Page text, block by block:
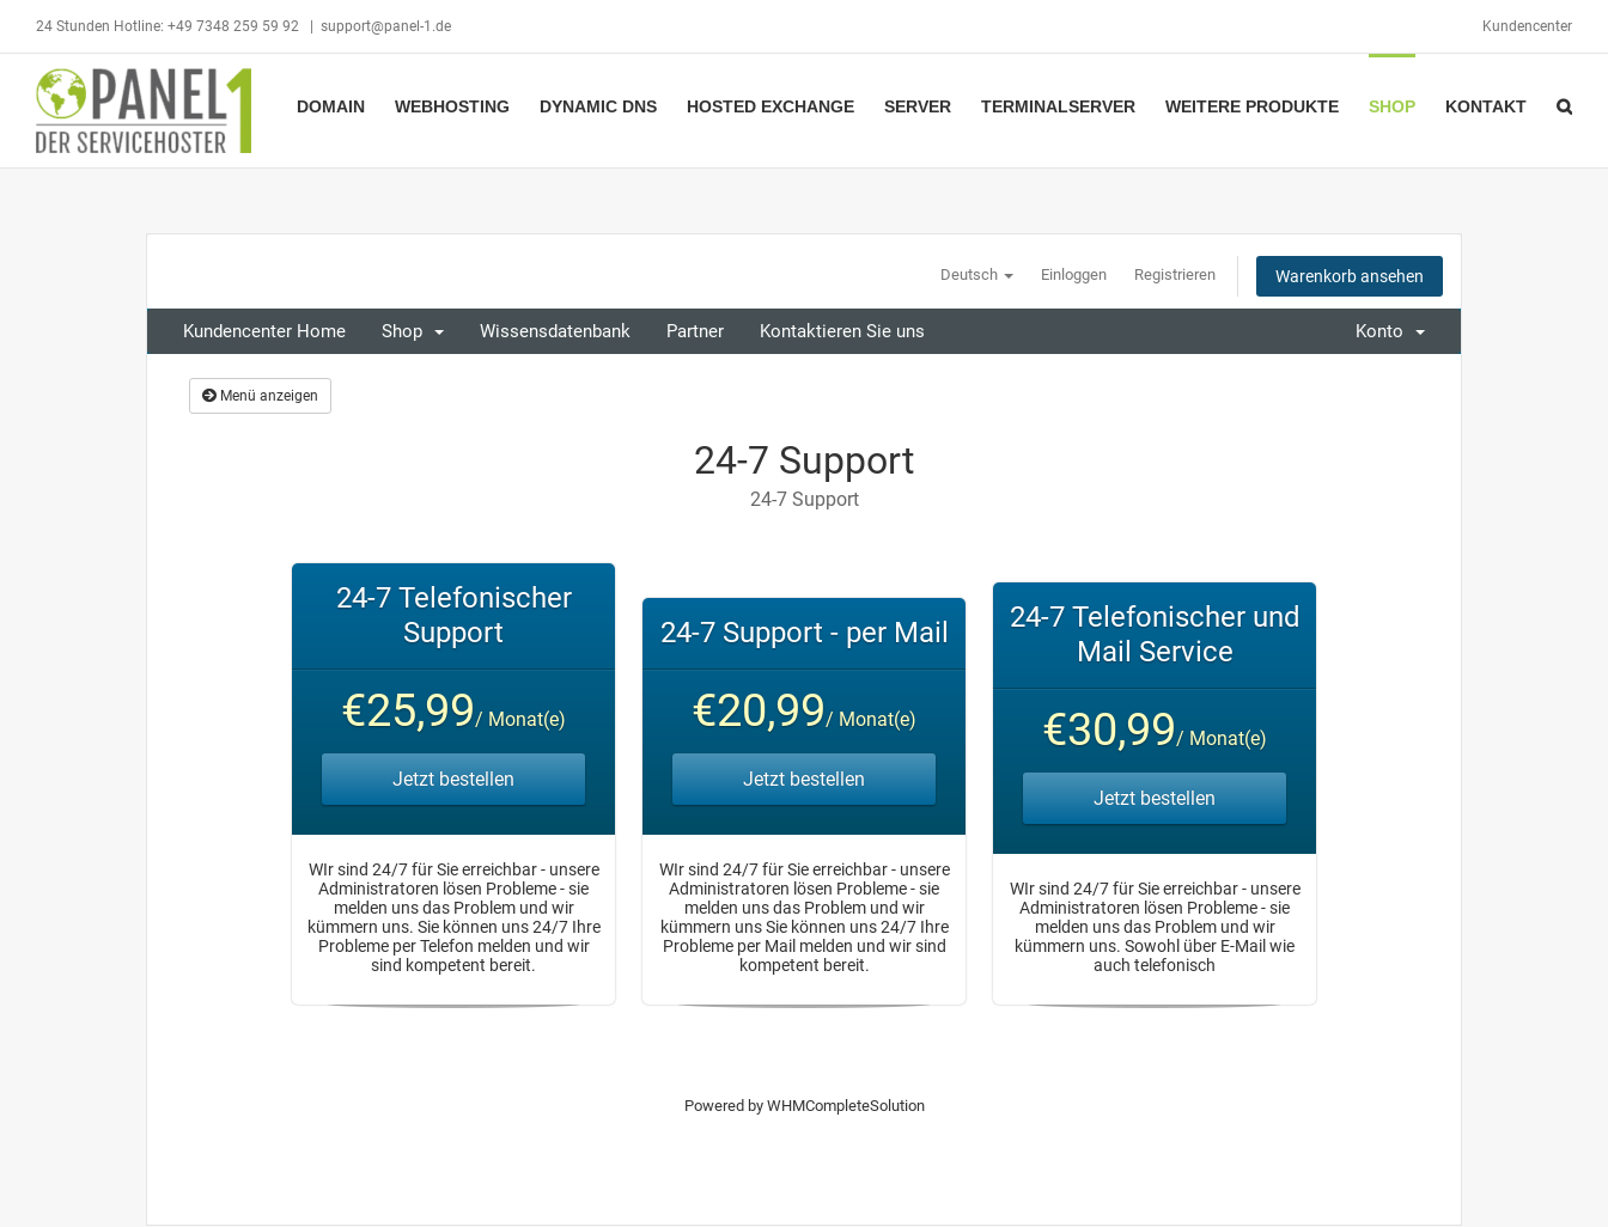
content
24 Stunden Hotline: +49 7348 259 59 92 Kundencenter
support@panel-1.de
DOMAIN WEBHOSTING DYNAMIC DNS HOSTED EXCHANGE SERVER TERMINALSERVER WEITERE PRODUKTE SHOP KONTAKT
Deutsch Einloggen Registrieren Warenkorb ansehen
Kundencenter Home Shop Wissensdatenbank Partner Kontaktieren Sie uns Konto
Menü anzeigen
24-7 Support
24-7 Support
24-7 Telefonischer
Support
€25,99/ Monat(e)
Jetzt bestellen
WIr sind 24/7 für Sie erreichbar - unsere
Administratoren lösen Probleme - sie
melden uns das Problem und wir
kümmern uns. Sie können uns 24/7 Ihre
Probleme per Telefon melden und wir
sind kompetent bereit.
24-7 Support - per Mail
€20,99/ Monat(e)
Jetzt bestellen
WIr sind 24/7 für Sie erreichbar - unsere
Administratoren lösen Probleme - sie
melden uns das Problem und wir
kümmern uns Sie können uns 24/7 Ihre
Probleme per Mail melden und wir sind
kompetent bereit.
24-7 Telefonischer und
Mail Service
€30,99/ Monat(e)
Jetzt bestellen
WIr sind 24/7 für Sie erreichbar - unsere
Administratoren lösen Probleme - sie
melden uns das Problem und wir
kümmern uns. Sowohl über E-Mail wie
auch telefonisch
Powered by WHMCompleteSolution